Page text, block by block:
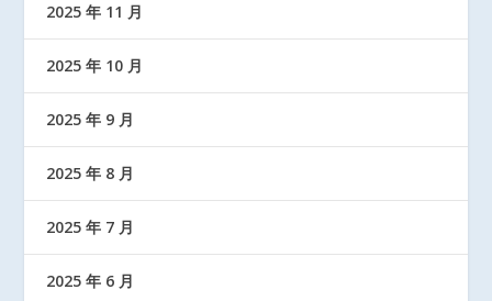
2025 年 11 月
2025 年 10 月
2025 年 9 月
2025 年 8 月
2025 年 7 月
2025 年 6 月